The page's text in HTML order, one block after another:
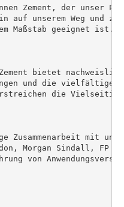
Zement, der unser
unserem Weg und
Maßstab geeignet ist.
Zement bietet
und die vielfältigen
die
Zusammenarbeit mit
Morgan Sindall, FP
von